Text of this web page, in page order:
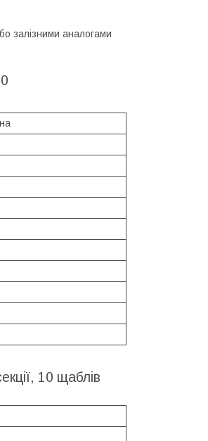
залізними аналогами
10 щаблів